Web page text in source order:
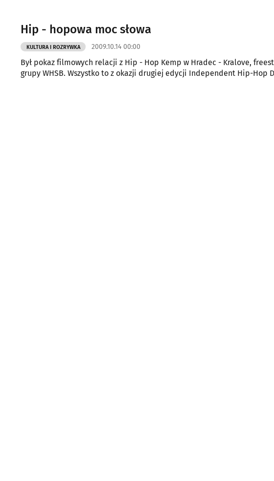
Hip - hopowa moc słowa
KULTURA I ROZRYWKA 2009.10.14 00:00
Był pokaz filmowych relacji z Hip - Hop Kemp w Hradec - Kralove,
grupy WHSB. Wszystko to z okazji drugiej edycji Independent Hip-Hop